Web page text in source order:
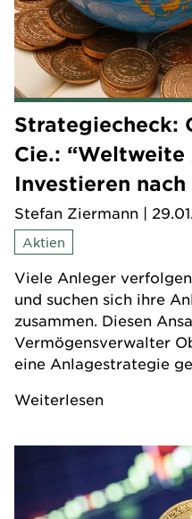
Strategiecheck:
Cie.: “Weltweite
Investieren nach
Stefan Ziermann |
Aktien
Viele Anleger
und suchen sich ihre
zusammen. Diesen
Vermögensverwalter
eine Anlagestrategie
Anlageprodukt
Weiterlesen